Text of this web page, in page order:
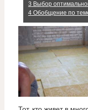
3 Выбор
4Обобщение по